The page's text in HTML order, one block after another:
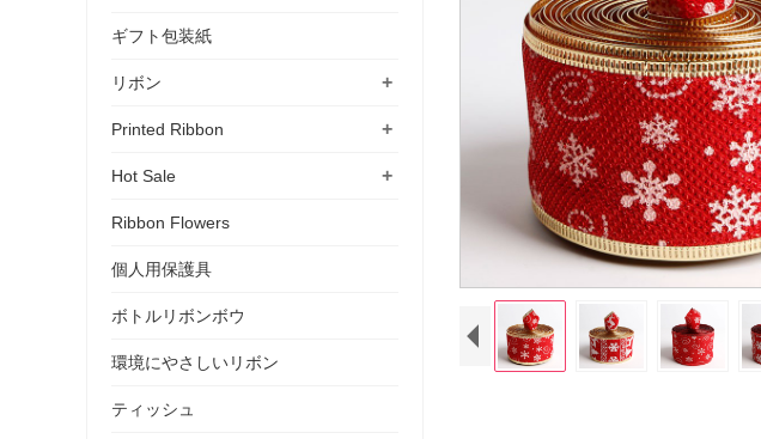
ギフト包装紙
+
リボン
+
Printed Ribbon
+
Hot Sale
Ribbon Flowers
個人用保護具
ボトルリボンボウ
環境にやさしいリボン
ティッシュ